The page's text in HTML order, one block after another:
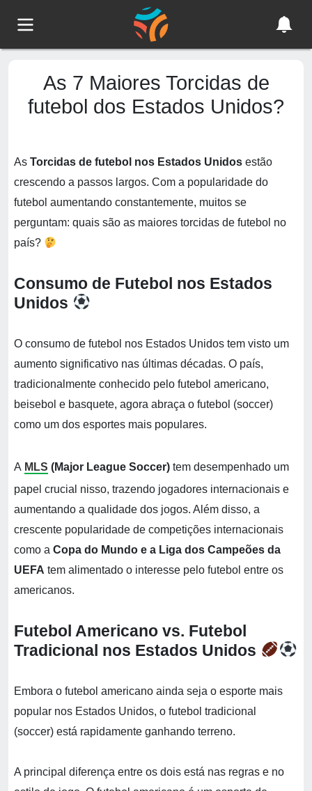
As 7 Maiores Torcidas de
futebol dos Estados Unidos?
As Torcidas de futebol nos Estados Unidos estão
crescendo a passos largos. Com a popularidade do
futebol aumentando constantemente, muitos se
perguntam: quais são as maiores torcidas de futebol no
país?
Consumo de Futebol nos Estados
Unidos
O consumo de futebol nos Estados Unidos tem visto um
aumento significativo nas últimas décadas. O país,
tradicionalmente conhecido pelo futebol americano,
beisebol e basquete, agora abraça o futebol (soccer)
como um dos esportes mais populares.
A MLS (Major League Soccer) tem desempenhado um
papel crucial nisso, trazendo jogadores internacionais e
aumentando a qualidade dos jogos. Além disso, a
crescente popularidade de competições internacionais
como a Copa do Mundo e a Liga dos Campeões da
UEFA tem alimentado o interesse pelo futebol entre os
americanos.
Futebol Americano vs. Futebol
Tradicional nos Estados Unidos
Embora o futebol americano ainda seja o esporte mais
popular nos Estados Unidos, o futebol tradicional
(soccer) está rapidamente ganhando terreno.
A principal diferença entre os dois está nas regras e no